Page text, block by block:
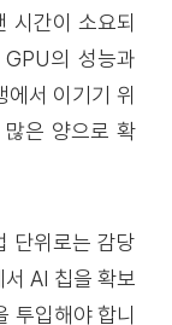
시간이 소요되
의 성능과
서 이기기 위
은 양으로 확
단위로는 감당
AI 칩을 확보
투입해야 합니